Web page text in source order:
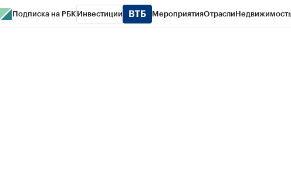
Подписка на РБК Инвестиции МероприятияОтрасли